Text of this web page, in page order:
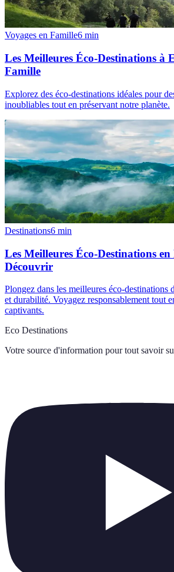
Voyages en Famille6 min
Les Meilleures Éco-Destinations à
Famille
Explorez des éco-destinations idéales pour
inoubliables tout en préservant notre planète.
Destinations6 min
Les Meilleures Éco-Destinations
Découvrir
Plongez dans les meilleures éco-destinations
et durabilité. Voyagez responsablement tout
captivants.
Eco Destinations
Votre source d'information pour tout savoir